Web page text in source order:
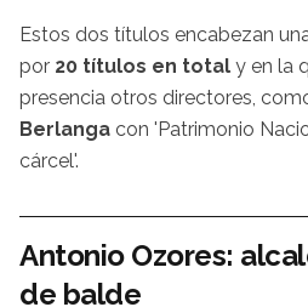
Estos dos títulos encabezan
por 20 títulos en total y en la
presencia otros directores,
Berlanga con 'Patrimonio
cárcel'.
Antonio Ozores:
de balde